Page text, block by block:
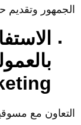
الجمهور
التعاون مع